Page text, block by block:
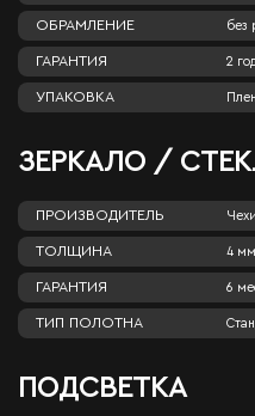
ОБРАМЛЕНИЕ без
ГАРАНТИЯ 2
УПАКОВКА
ЗЕРКАЛО /
ПРОИЗВОДИТЕЛЬ
ТОЛЩИНА 4 мм
ГАРАНТИЯ 6
ТИП ПОЛОТНА
ПОДСВЕТКА